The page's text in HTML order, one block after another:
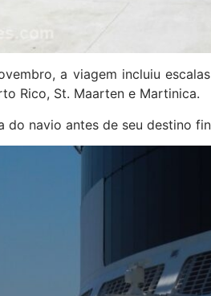
a viagem incluiu
Rico, St. Maarten e Martinica.
do navio antes de seu destino